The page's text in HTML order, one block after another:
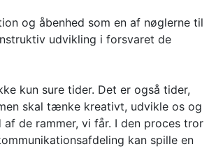
og åbenhed som en af nøglerne til
udvikling i forsvaret de
kun sure tider. Det er også tider,
skal tænke kreativt, udvikle os og
de rammer, vi får. I den proces tror
kan spille en